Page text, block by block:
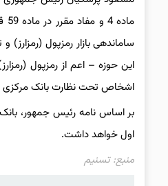
ساماندهی بازار رمزپول
این حوزه – اعم از رمزپول
اشخاص تحت نظارت بانک مرکزی
بر اساس نامه رئیس جمهور،
اول خواهد داشت.
منبع‌: تسنیم